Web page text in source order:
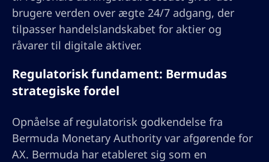
brugere verden over ægte 24/7 adgang, der
tilpasser handelslandskabet for aktier og
råvarer til digitale aktiver.
Regulatorisk fundament: Bermudas
strategiske fordel
Opnåelse af regulatorisk godkendelse fra
Bermuda Monetary Authority var afgørende for
AX. Bermuda har etableret sig som en